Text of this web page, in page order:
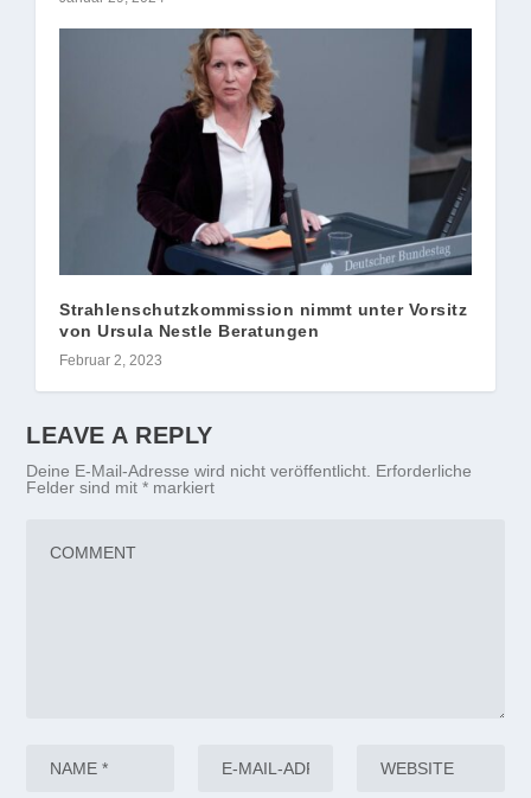
Strahlenschutzkommission nimmt unter Vorsitz
von Ursula Nestle Beratungen
Februar 2, 2023
LEAVE A REPLY
Deine E-Mail-Adresse wird nicht veröffentlicht. Erforderliche
Felder sind mit* markiert